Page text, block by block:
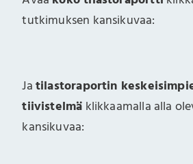
tutkimuksen kansikuvaa:
Jatilastoraportin
tiivistelmä klikkaamalla alla
kansikuvaa: